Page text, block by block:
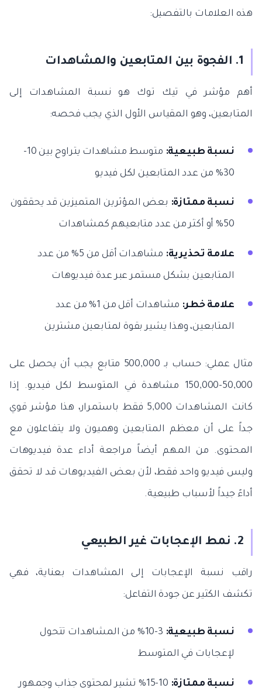
هذه العلامات بالتفصيل:
1. الفجوة بين المتابعين والمشاهدات
أهم مؤشر في تيك توك هو نسبة المشاهدات إلى
المتابعين، وهو المقياس الأول الذي يجب فحصه:
نسبة طبيعية: متوسط مشاهدات يتراوح بين 10-
30% من عدد المتابعين لكل فيديو
نسبة ممتازة: بعض المؤثرين المتميزين قد يحققون
50% أو أكثر من عدد متابعيهم كمشاهدات
علامة تحذيرية: مشاهدات أقل من 5% من عدد
المتابعين بشكل مستمر عبر عدة فيديوهات
علامة خطر: مشاهدات أقل من 1% من عدد
المتابعين، وهذا يشير بقوة لمتابعين مشترين
مثال عملي: حساب بـ 500,000 متابع يجب أن يحصل على
50,000-150,000 مشاهدة في المتوسط لكل فيديو. إذا
كانت المشاهدات 5,000 فقط باستمرار، هذا مؤشر قوي
جداً على أن معظم المتابعين وهميون ولا يتفاعلون مع
المحتوى. من المهم أيضاً مراجعة أداء عدة فيديوهات
وليس فيديو واحد فقط، لأن بعض الفيديوهات قد لا تحقق
أداءً جيداً لأسباب طبيعية.
2. نمط الإعجابات غير الطبيعي
راقب نسبة الإعجابات إلى المشاهدات بعناية، فهي
تكشف الكثير عن جودة التفاعل:
نسبة طبيعية: 3-10% من المشاهدات تتحول
لإعجابات في المتوسط
نسبة ممتازة: 10-15% تشير لمحتوى جذاب وجمهور